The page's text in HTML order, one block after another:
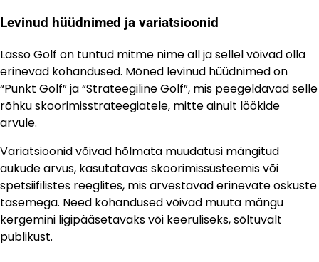
Levinud hüüdnimed ja variatsioonid
Lasso Golf on tuntud mitme nime all ja sellel võivad olla
erinevad kohandused. Mõned levinud hüüdnimed on
“Punkt Golf” ja “Strateegiline Golf”, mis peegeldavad selle
rõhku skoorimisstrateegiatele, mitte ainult löökide
arvule.
Variatsioonid võivad hõlmata muudatusi mängitud
aukude arvus, kasutatavas skoorimissüsteemis või
spetsiifilistes reeglites, mis arvestavad erinevate oskuste
tasemega. Need kohandused võivad muuta mängu
kergemini ligipääsetavaks või keeruliseks, sõltuvalt
publikust.